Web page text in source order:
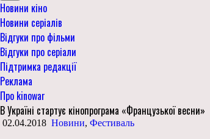
Новини кіно
Новини серіалів
Відгуки про фільми
Відгуки про серіали
Підтримка редакції
Реклама
Про kinowar
В Україні стартує кінопрограма «Французької весни»
02.04.2018 Новини, Фестиваль